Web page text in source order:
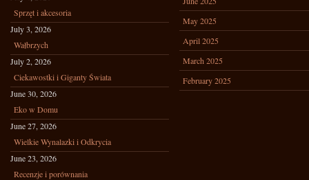
Sprzęt i akcesoria
July 3, 2026
Wałbrzych
July 2, 2026
Ciekawostki i Giganty Świata
June 30, 2026
Eko w Domu
June 27, 2026
Wielkie Wynalazki i Odkrycia
June 23, 2026
Recenzje i porównania
May 2025
April 2025
March 2025
February 2025